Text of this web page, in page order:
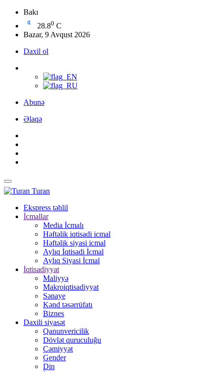
Bakı
28.80 C
Bazar, 9 Avqust 2026
Daxil ol
Abunə
Əlaqə
Turan
Ekspress təhlil
İcmallar
Media İcmalı
Həftəlik iqtisadi icmal
Həftəlik siyasi icmal
Aylıq İqtisadi İcmal
Aylıq Siyasi İcmal
İqtisadiyyat
Maliyyə
Makroiqtisadiyyat
Sənaye
Kənd təsərrüfatı
Biznes
Daxili siyasət
Qanunvericilik
Dövlət quruculuğu
Cəmiyyət
Gender
Din